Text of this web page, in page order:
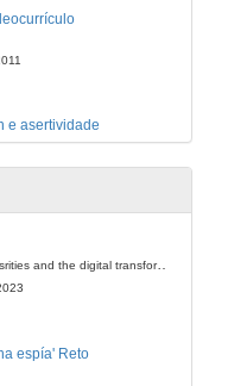
e asertividade
European univesrities and the digital transformation: challenges and opportunities ahead
espía' Reto